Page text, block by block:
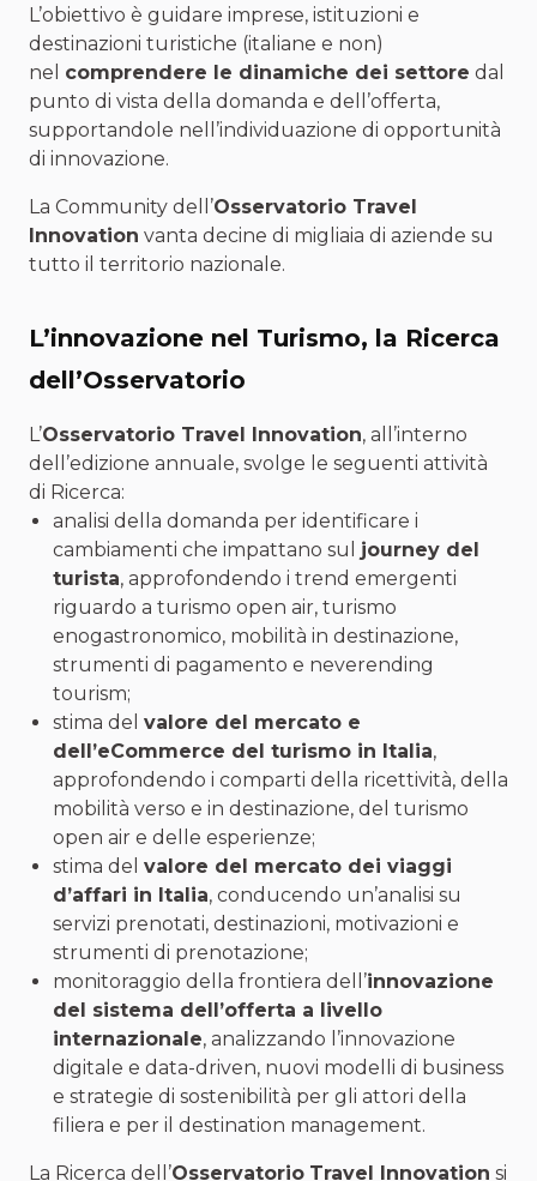
L’obiettivo è guidare imprese, istituzioni e
destinazioni turistiche (italiane e non)
nel comprendere le dinamiche dei settore dal
punto di vista della domanda e dell’offerta,
supportandole nell’individuazione di opportunità
di innovazione.
La Community dell’Osservatorio Travel
Innovation vanta decine di migliaia di aziende su
tutto il territorio nazionale.
L’innovazione nel Turismo, la Ricerca
dell’Osservatorio
L’Osservatorio Travel Innovation, all’interno
dell’edizione annuale, svolge le seguenti attività
di Ricerca:
analisi della domanda per identificare i
cambiamenti che impattano sul journey del
turista, approfondendo i trend emergenti
riguardo a turismo open air, turismo
enogastronomico, mobilità in destinazione,
strumenti di pagamento e neverending
tourism;
stima del valore del mercato e
dell’eCommerce del turismo in Italia,
approfondendo i comparti della ricettività, della
mobilità verso e in destinazione, del turismo
open air e delle esperienze;
stima del valore del mercato dei viaggi
d’affari in Italia, conducendo un’analisi su
servizi prenotati, destinazioni, motivazioni e
strumenti di prenotazione;
monitoraggio della frontiera dell’innovazione
del sistema dell’offerta a livello
internazionale, analizzando l’innovazione
digitale e data-driven, nuovi modelli di business
e strategie di sostenibilità per gli attori della
filiera e per il destination management.
La Ricerca dell’Osservatorio Travel Innovation si